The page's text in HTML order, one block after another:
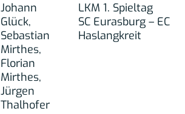
Johann
Glück,
Sebastian
Mirthes,
Florian
Mirthes,
Jürgen
Thalhofer
LKM 1. Spieltag
SC Eurasburg – EC
Haslangkreit